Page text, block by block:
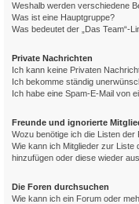
Weshalb werden verschiedene
Was ist eine Hauptgruppe?
Was bedeutet der „Das Team“-
Private Nachrichten
Ich kann keine Privaten
Ich bekomme ständig
Ich habe eine Spam-E-Mail von
Freunde und ignorierte
Wozu benötige ich die Listen
Wie kann ich Mitglieder zur Liste
hinzufügen oder diese wieder
Die Foren durchsuchen
Wie kann ich ein Forum oder